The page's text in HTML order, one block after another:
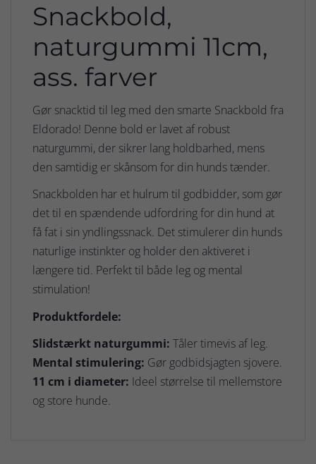
Snackbold,
naturgummi 11cm,
ass. farver
Gør snacktid til leg med den smarte Snackbold fra
Eldorado! Denne bold er lavet af robust
naturgummi, der sikrer lang holdbarhed, mens
den samtidig er skånsom for din hunds tænder.
Snackbolden har et hulrum til godbidder, som gør
det til en spændende udfordring for din hund at
få fat i sin yndlingssnack. Det stimulerer din hunds
naturlige instinkter og holder den aktiveret i
længere tid. Perfekt til både leg og mental
stimulation!
Produktfordele:
Slidstærkt naturgummi: Tåler timevis af leg.
Mental stimulering: Gør godbidsjagten sjovere.
11 cm i diameter: Ideel størrelse til mellemstore
og store hunde.